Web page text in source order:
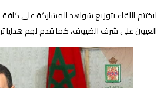
ليختتم اللقاء بتوزيع شواهد المشاركة على
العيون على شرف الضيوف، كما قدم لهم هدايا